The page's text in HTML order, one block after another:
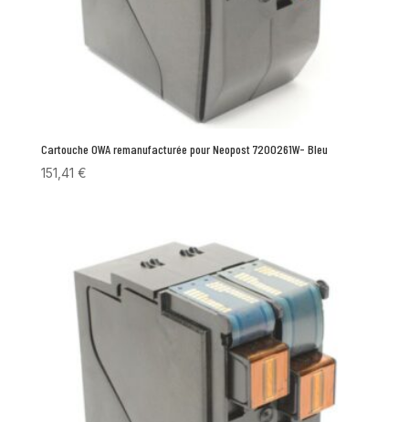
Cartouche OWA remanufacturée pour Neopost 7200261W- Bleu
151,41 €